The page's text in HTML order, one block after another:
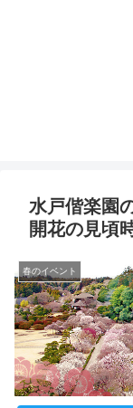
水戸偕楽園
開花の見頃
春のイベント